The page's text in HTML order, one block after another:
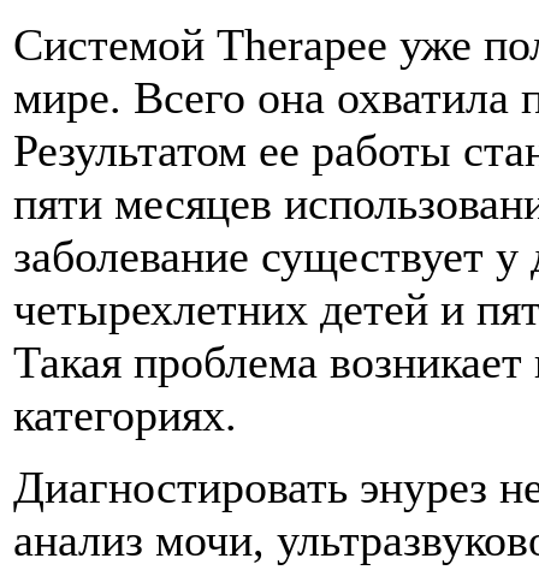
Системой Therapee уже
мире. Всего она охватила
Результатом ее работы
пяти месяцев
заболевание существует
четырехлетних детей и
Такая проблема
категориях.
Диагностировать энурез
анализ мочи,